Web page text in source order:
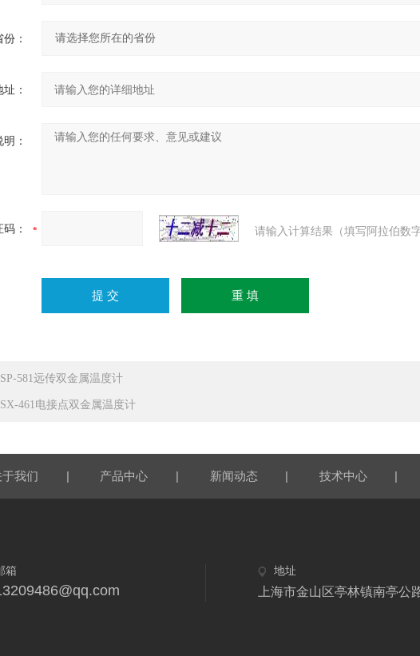
份：
：
：
： 请输入计算结果（填写阿拉伯数
581远传双金属温度计
461电接点双金属温度计
于我们 | 产品中心 | 新闻动态 | 技术中心 |
箱 地址
上海市金山区亭林镇南亭公